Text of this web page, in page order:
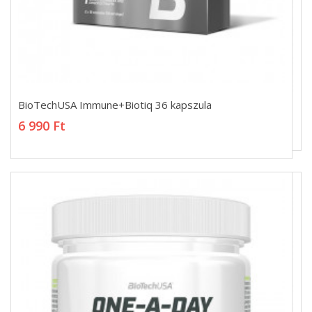
BioTechUSA Immune+Biotiq 36 kapszula
6 990 Ft
BioTechUSA Immune+Biotiq 36 kapszula
6 990 Ft